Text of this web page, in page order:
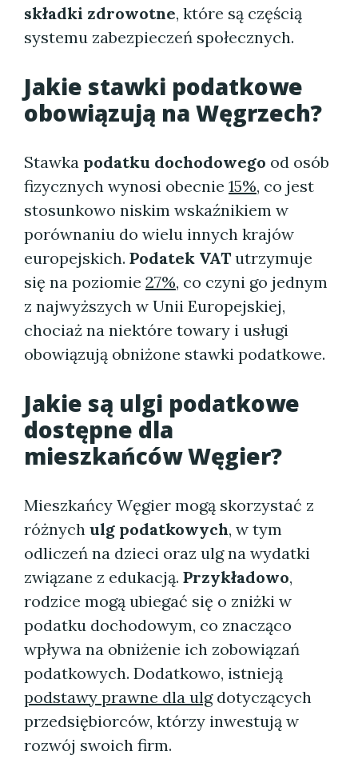
składki zdrowotne, które są częścią
systemu zabezpieczeń społecznych.
Jakie stawki podatkowe
obowiązują na Węgrzech?
Stawka podatku dochodowego od osób
fizycznych wynosi obecnie 15%, co jest
stosunkowo niskim wskaźnikiem w
porównaniu do wielu innych krajów
europejskich. Podatek VAT utrzymuje
się na poziomie 27%, co czyni go jednym
z najwyższych w Unii Europejskiej,
chociaż na niektóre towary i usługi
obowiązują obniżone stawki podatkowe.
Jakie są ulgi podatkowe
dostępne dla
mieszkańców Węgier?
Mieszkańcy Węgier mogą skorzystać z
różnych ulg podatkowych, w tym
odliczeń na dzieci oraz ulg na wydatki
związane z edukacją. Przykładowo,
rodzice mogą ubiegać się o zniżki w
podatku dochodowym, co znacząco
wpływa na obniżenie ich zobowiązań
podatkowych. Dodatkowo, istnieją
podstawy prawne dla ulgdotyczących
przedsiębiorców, którzy inwestują w
rozwój swoich firm.